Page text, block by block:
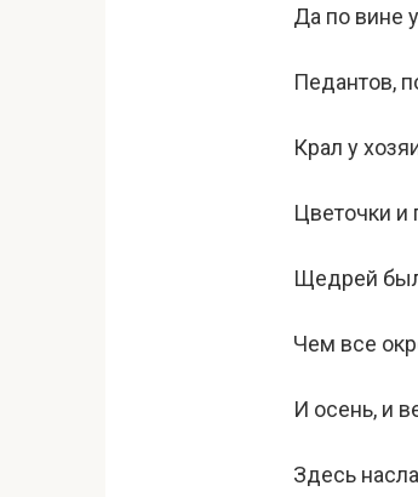
Да по вине
Педантов,
Крал у
Цветочки
Щедрей
Чем все
И осень, и
Здесь